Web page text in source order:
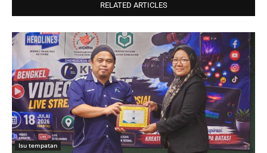
RELATED ARTICLES
Isu tempatan